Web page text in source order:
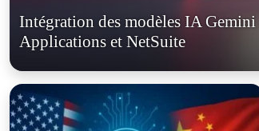
Intégration des modèles IA
Applications et NetSuite